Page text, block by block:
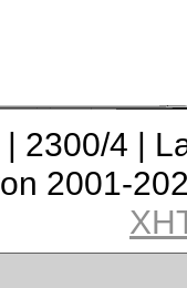
2300/4 |
2001-